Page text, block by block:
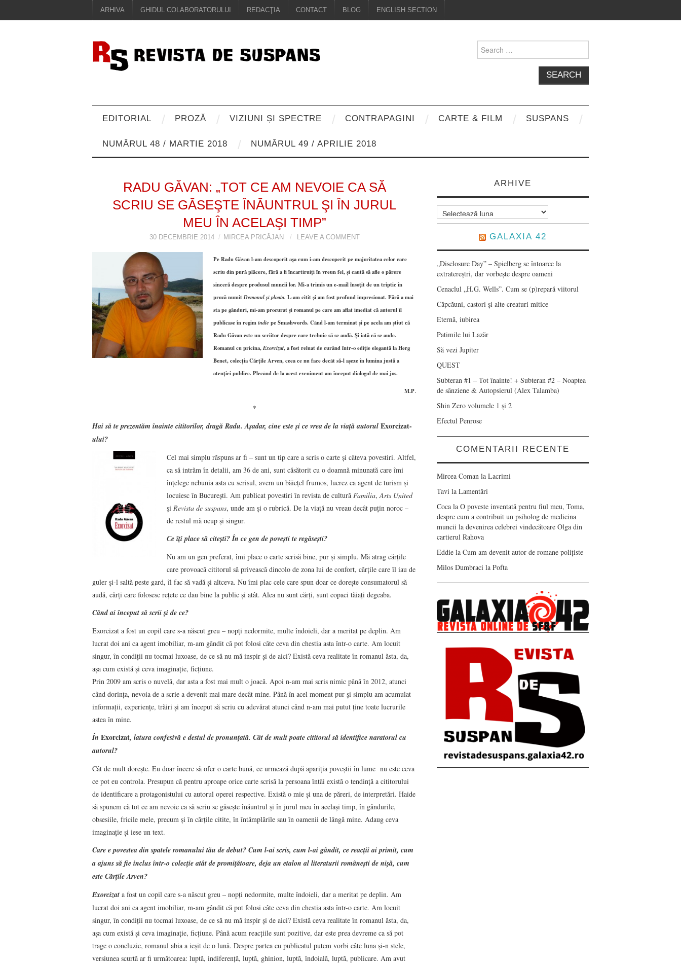
ARHIVA GHIDUL COLABORATORULUI REDACŢIA CONTACT BLOG ENGLISH SECTION
Search
for:
EDITORIAL PROZĂ VIZIUNI ȘI SPECTRE CONTRAPAGINI CARTE & FILM SUSPANS
NUMĂRUL 48 / MARTIE 2018 NUMĂRUL 49 / APRILIE 2018
RADU GĂVAN: „TOT CE AM NEVOIE CA SĂ
SCRIU SE GĂSEŞTE ÎNĂUNTRUL ŞI ÎN JURUL
MEU ÎN ACELAŞI TIMP”
30 DECEMBRIE 2014 MIRCEA PRICĂJAN LEAVE A COMMENT
Pe Radu Găvan l-am descoperit aşa cum i-am descoperit pe majoritatea celor care
scriu din pură plăcere, fără a fi încartiruiţi în vreun fel, şi caută să afle o părere
sinceră despre produsul muncii lor. Mi-a trimis un e-mail însoţit de un triptic în
proză numitDemonul şi ploaia. L-am citit şi am fost profund impresionat. Fără a mai
sta pe gânduri, mi-am procurat şi romanul pe care am aflat imediat că autorul îl
publicase în regim indie pe Smashwords. Când l-am terminat şi pe acela am ştiut că
Radu Găvan este un scriitor despre care trebuie să se audă. Şi iată că se aude.
Romanul cu pricina, Exorcizat, a fost reluat de curând într-o ediţie elegantă la Herg
Benet, colecţia Cărţile Arven, ceea ce nu face decât să-l aşeze în lumina justă a
atenţiei publice. Plecând de la acest eveniment am început dialogul de mai jos.
M.P.
*
Hai să te prezentăm înainte cititorilor, dragă Radu. Aşadar, cine este şi ce vrea de la viaţă autorul Exorcizat-
ului?
Cel mai simplu răspuns ar fi – sunt un tip care a scris o carte şi câteva povestiri. Altfel,
ca să intrăm în detalii, am 36 de ani, sunt căsătorit cu o doamnă minunată care îmi
înţelege nebunia asta cu scrisul, avem un băieţel frumos, lucrez ca agent de turism şi
locuiesc în Bucureşti. Am publicat povestiri în revista de cultură Familia, Arts United
şi Revista de suspans, unde am şi o rubrică. De la viaţă nu vreau decât puţin noroc –
de restul mă ocup şi singur.
Ce îţi place să citeşti? În ce gen de poveşti te regăseşti?
Nu am un gen preferat, îmi place o carte scrisă bine, pur şi simplu. Mă atrag cărţile
care provoacă cititorul să privească dincolo de zona lui de confort, cărţile care îl iau de
guler şi-l saltă peste gard, îl fac să vadă şi altceva. Nu îmi plac cele care spun doar ce doreşte consumatorul să
audă, cărţi care folosesc reţete ce dau bine la public şi atât. Alea nu sunt cărţi, sunt copaci tăiaţi degeaba.
Când ai început să scrii şi de ce?
Exorcizat a fost un copil care s-a născut greu – nopţi nedormite, multe îndoieli, dar a meritat pe deplin. Am
lucrat doi ani ca agent imobiliar, m-am gândit că pot folosi câte ceva din chestia asta într-o carte. Am locuit
singur, în condiţii nu tocmai luxoase, de ce să nu mă inspir şi de aici? Există ceva realitate în romanul ăsta, da,
aşa cum există şi ceva imaginaţie, ficţiune.
Prin 2009 am scris o nuvelă, dar asta a fost mai mult o joacă. Apoi n-am mai scris nimic până în 2012, atunci
când dorinţa, nevoia de a scrie a devenit mai mare decât mine. Până în acel moment pur şi simplu am acumulat
informaţii, experienţe, trăiri şi am început să scriu cu adevărat atunci când n-am mai putut ţine toate lucrurile
astea în mine.
În Exorcizat, latura confesivă e destul de pronunţată. Cât de mult poate cititorul să identifice naratorul cu
autorul?
Cât de mult doreşte. Eu doar încerc să ofer o carte bună, ce urmează după apariţia poveştii în lume nu este ceva
ce pot eu controla. Presupun că pentru aproape orice carte scrisă la persoana întâi există o tendinţă a cititorului
de identificare a protagonistului cu autorul operei respective. Există o mie şi una de păreri, de interpretări. Haide
să spunem că tot ce am nevoie ca să scriu se găseşte înăuntrul şi în jurul meu în acelaşi timp, în gândurile,
obsesiile, fricile mele, precum şi în cărţile citite, în întâmplările sau în oamenii de lângă mine. Adaug ceva
imaginaţie şi iese un text.
Care e povestea din spatele romanului tău de debut? Cum l-ai scris, cum l-ai gândit, ce reacţii ai primit, cum
a ajuns să fie inclus într-o colecţie atât de promițătoare, deja un etalon al literaturii româneşti de nişă, cum
este Cărţile Arven?
Exorcizat a fost un copil care s-a născut greu – nopţi nedormite, multe îndoieli, dar a meritat pe deplin. Am
lucrat doi ani ca agent imobiliar, m-am gândit că pot folosi câte ceva din chestia asta într-o carte. Am locuit
singur, în condiţii nu tocmai luxoase, de ce să nu mă inspir şi de aici? Există ceva realitate în romanul ăsta, da,
aşa cum există şi ceva imaginaţie, ficţiune. Până acum reacţiile sunt pozitive, dar este prea devreme ca să pot
trage o concluzie, romanul abia a ieşit de o lună. Despre partea cu publicatul putem vorbi câte luna şi-n stele,
versiunea scurtă ar fi următoarea: luptă, indiferenţă, luptă, ghinion, luptă, îndoială, luptă, publicare. Am avut
ARHIVE
Arhive
GALAXIA 42
„Disclosure Day” – Spielberg se întoarce la
extratereștri, dar vorbește despre oameni
Cenaclul „H.G. Wells”. Cum se (p)repară viitorul
Căpcăuni, castori și alte creaturi mitice
Eternă, iubirea
Patimile lui Lazăr
Să vezi Jupiter
QUEST
Subteran #1 – Tot înainte! + Subteran #2 – Noaptea
de sânziene & Autopsierul (Alex Talamba)
Shin Zero volumele 1 și 2
Efectul Penrose
COMENTARII RECENTE
Mircea Coman la Lacrimi
Tavi la Lamentări
Coca la O poveste inventată pentru fiul meu, Toma,
despre cum a contribuit un psiholog de medicina
muncii la devenirea celebrei vindecătoare Olga din
cartierul Rahova
Eddie la Cum am devenit autor de romane polițiste
Milos Dumbraci la Pofta